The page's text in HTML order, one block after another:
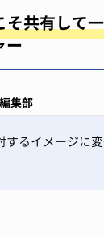
そ共有して
ー
集部
するイメージに